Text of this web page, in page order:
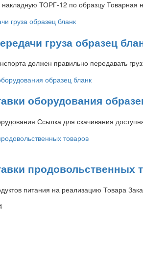
ТОРГ-12 по образцу
груза образец
должен правильно передавать
оборудования
Ссылка для скачивания
продовольственных
питания на реализацию Товара